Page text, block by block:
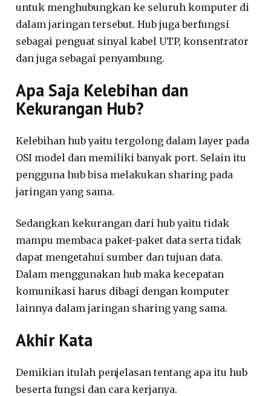
untuk menghubungkan ke seluruh komputer di
dalam jaringan tersebut. Hub juga berfungsi
sebagai penguat sinyal kabel UTP, konsentrator
dan juga sebagai penyambung.
Apa Saja Kelebihan dan
Kekurangan Hub?
Kelebihan hub yaitu tergolong dalam layer pada
OSI model dan memiliki banyak port. Selain itu
pengguna hub bisa melakukan sharing pada
jaringan yang sama.
Sedangkan kekurangan dari hub yaitu tidak
mampu membaca paket-paket data serta tidak
dapat mengetahui sumber dan tujuan data.
Dalam menggunakan hub maka kecepatan
komunikasi harus dibagi dengan komputer
lainnya dalam jaringan sharing yang sama.
Akhir Kata
Demikian itulah penjelasan tentang apa itu hub
beserta fungsi dan cara kerjanya.